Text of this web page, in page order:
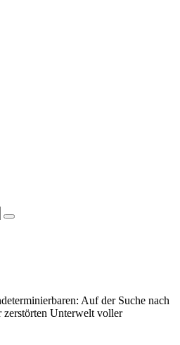
Auf der Suche nach
zerstörten Unterwelt voller